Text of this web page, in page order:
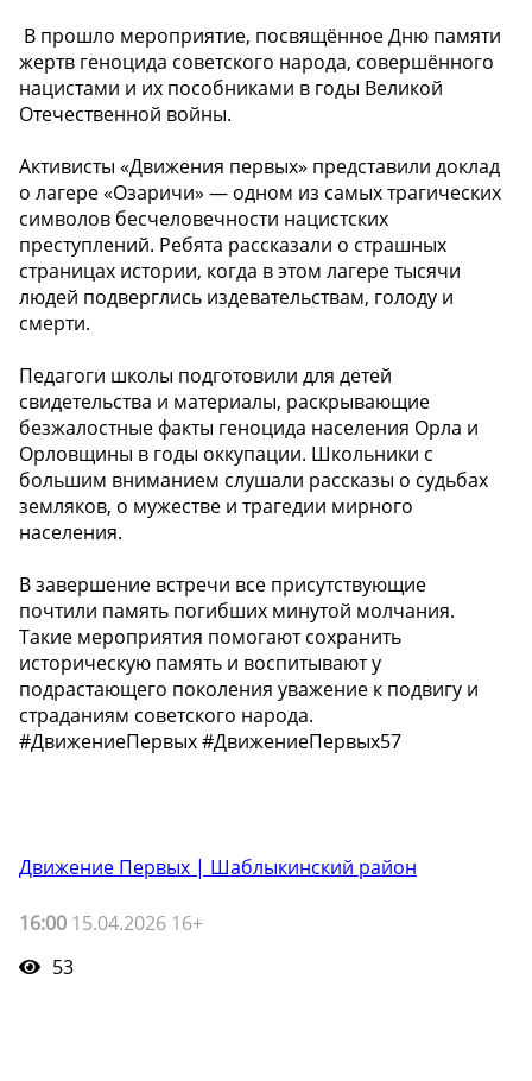
️ В прошло мероприятие, посвящённое Дню памяти
жертв геноцида советского народа, совершённого
нацистами и их пособниками в годы Великой
Отечественной войны.
Активисты «Движения первых» представили доклад
о лагере «Озаричи» — одном из самых трагических
символов бесчеловечности нацистских
преступлений. Ребята рассказали о страшных
страницах истории, когда в этом лагере тысячи
людей подверглись издевательствам, голоду и
смерти.
Педагоги школы подготовили для детей
свидетельства и материалы, раскрывающие
безжалостные факты геноцида населения Орла и
Орловщины в годы оккупации. Школьники с
большим вниманием слушали рассказы о судьбах
земляков, о мужестве и трагедии мирного
населения.
В завершение встречи все присутствующие
почтили память погибших минутой молчания.
Такие мероприятия помогают сохранить
историческую память и воспитывают у
подрастающего поколения уважение к подвигу и
страданиям советского народа.
#ДвижениеПервых #ДвижениеПервых57
Движение Первых | Шаблыкинский район
16:00 15.04.2026 16+
53